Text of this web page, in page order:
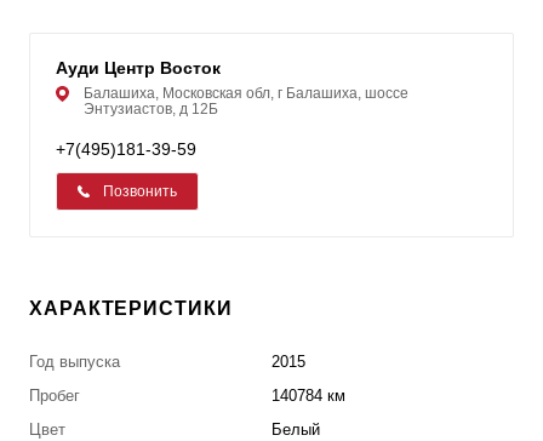
Ауди Центр Восток
Балашиха, Московская обл, г Балашиха, шоссе
Энтузиастов, д 12Б
+7(495)181-39-59
Позвонить
ХАРАКТЕРИСТИКИ
Год выпуска
2015
Пробег
140784 км
Цвет
Белый